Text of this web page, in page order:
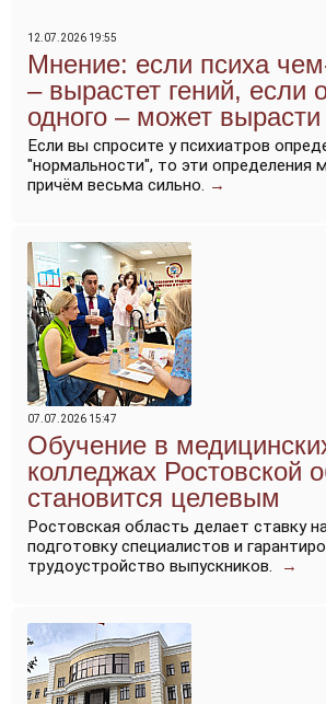
12.07.2026 19:55
Мнение: если психа
– вырастет гений, если
одного – может
Если вы спросите у психиатров
"нормальности", то эти определения
причём весьма сильно. →
07.07.2026 15:47
Обучение в
колледжах Ростовской
становится целевым
Ростовская область делает ставку
подготовку специалистов и
трудоустройство выпускников.
→